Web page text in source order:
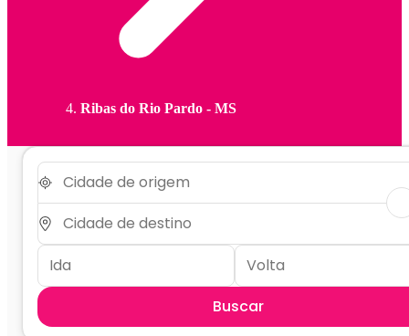
Ribas do Rio Pardo - MS
Buscar